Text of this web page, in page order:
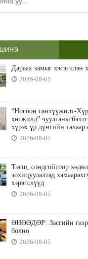
ШИНЭ
Дараах замыг хэсэгчлэн
2026-08-05
“Ногоон санхүүжилт-
хөгжилд” чуулганы
хүрэх үр дүнгийн талаар
2026-08-05
Тэгш, сондгойгоор
зохицуулалтад
хэрэгслүүд
2026-08-05
ӨНӨӨДӨР: Засгийн
болно
2026-08-05